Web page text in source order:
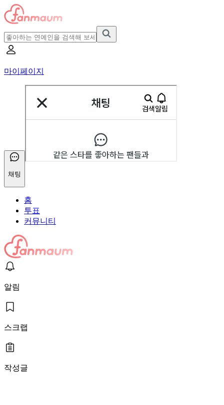
마이페이지
채팅
홈
투표
커뮤니티
알림
스크랩
작성글